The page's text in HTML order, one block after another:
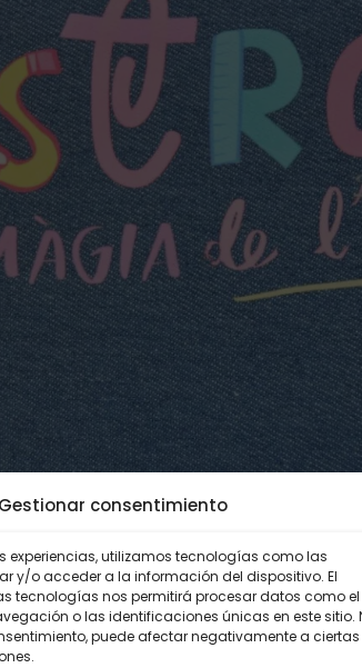
Gestionar consentimiento
experiencias, utilizamos tecnologías como las
y/o acceder a la información del dispositivo. El
tecnologías nos permitirá procesar datos como el
o las identificaciones únicas en este sitio.
puede afectar negativamente a ciertas